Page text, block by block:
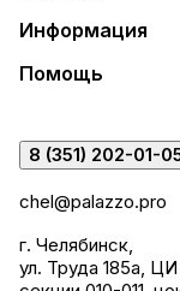
Информация
Помощь
8 (351) 202-01-
chel@palazzo.pro
г. Челябинск,
ул. Труда 185а,